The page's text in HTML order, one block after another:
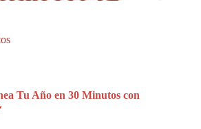
Tu Año en 30 Minutos con